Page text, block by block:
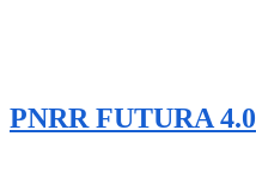
PNRR FUTURA 4.0